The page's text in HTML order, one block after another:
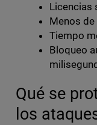
Licencias
Menos
Tiempo
Bloqueo
Qué se
los